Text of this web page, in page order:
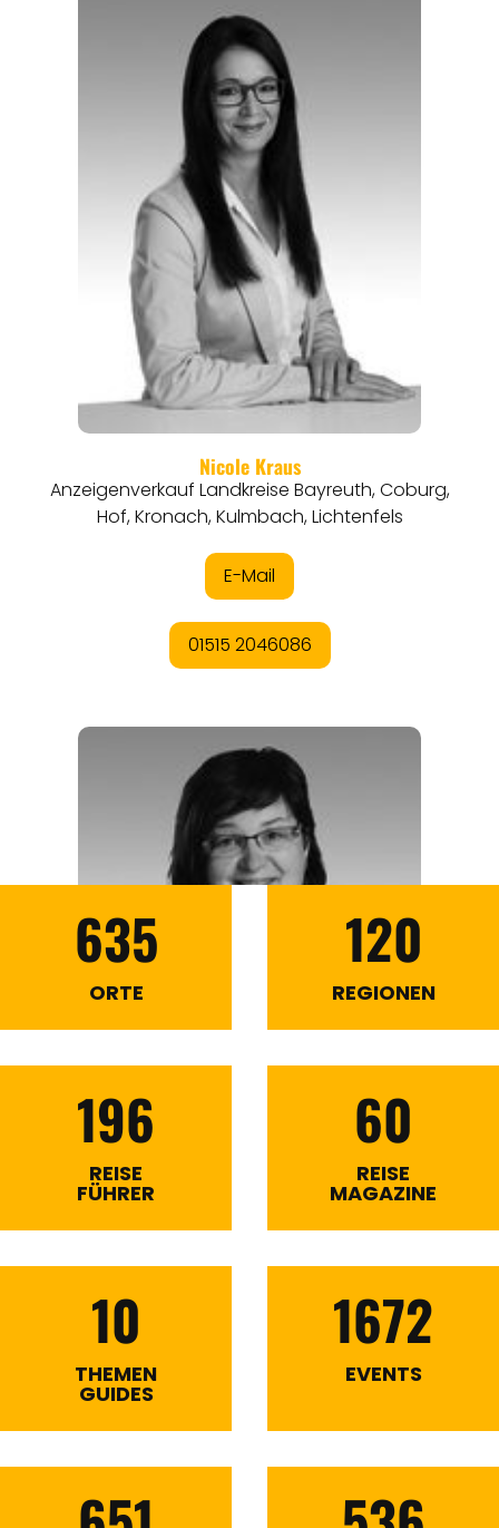
635
ORTE
120
REGIONEN
196
REISE
FÜHRER
60
REISE
MAGAZINE
10
THEMEN
GUIDES
1672
EVENTS